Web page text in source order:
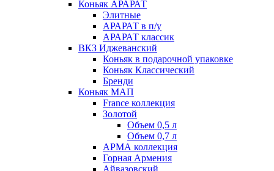
Коньяк АРАРАТ
Элитные
АРАРАТ в п/у
АРАРАТ классик
ВКЗ Иджеванский
Коньяк в подарочной упаковке
Коньяк Классический
Бренди
Коньяк МАП
France коллекция
Золотой
Объем 0,5 л
Объем 0,7 л
АРМА коллекция
Горная Армения
Айвазовский